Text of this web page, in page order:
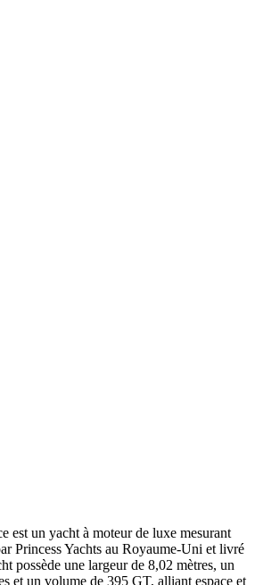
est un yacht à moteur de luxe mesurant
Princess Yachts au Royaume-Uni et livré
possède une largeur de 8,02 mètres, un
et un volume de 395 GT, alliant espace et